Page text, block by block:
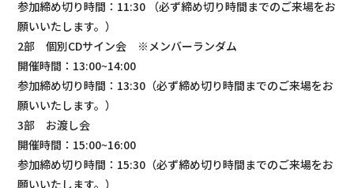
参加締め切り時間：11:30 （必ず締め切り時間までのご来場をお
願いいたします。）
2部 個別CDサイン会 ※メンバーランダム
開催時間：13:00~14:00
参加締め切り時間：13:30（必ず締め切り時間までのご来場をお
願いいたします。）
3部 お渡し会
開催時間：15:00~16:00
参加締め切り時間：15:30（必ず締め切り時間までのご来場をお
願いいたします。）